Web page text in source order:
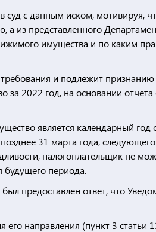
суд с данным иском, мотивируя,
из представленного
имущества и по каким
и подлежит
за 2022 год, на основании
является календарный год
31 марта года,
налогоплательщик не
будущего периода.
был предоставлен ответ, что
направления (пункт 3 статьи